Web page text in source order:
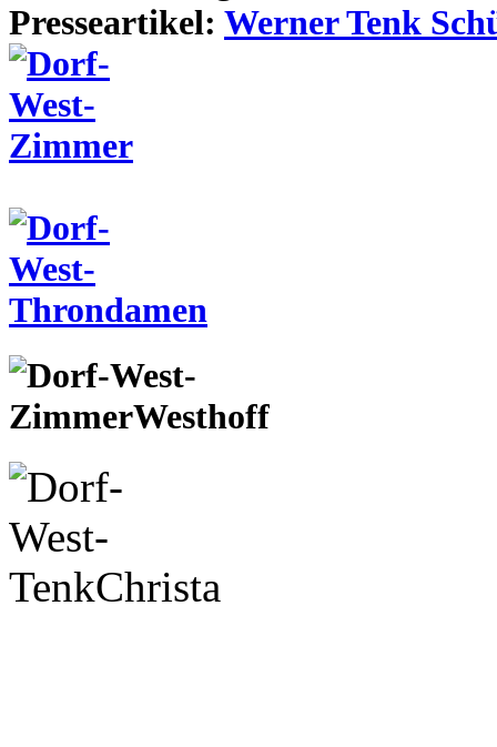
Presseartikel: Werner Tenk